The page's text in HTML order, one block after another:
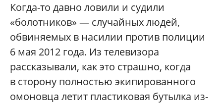
Когда-то давно ловили и судили
«болотников» — случайных людей,
обвиняемых в насилии против полиции
6 мая 2012 года. Из телевизора
рассказывали, как это страшно, когда
в сторону полностью экипированного
омоновца летит пластиковая бутылка из-